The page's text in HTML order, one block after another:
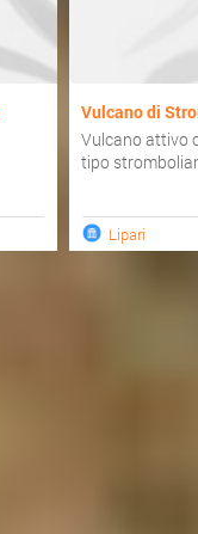
Vulcano di
Vulcano attivo
tipo
Lipari